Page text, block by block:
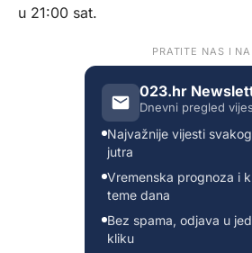
u 21:00 sat.
PRATITE NAS I NA
023.hr
Dnevni pregled
Najvažnije vijesti
jutra
Vremenska prognoza i
teme dana
Bez spama, odjava u
kliku